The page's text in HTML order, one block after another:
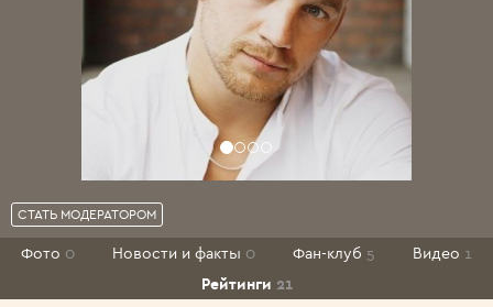
СТАТЬ МОДЕРАТОРОМ
Фото 0 Новости и факты 0 Фан-клуб 5 Видео 1
Рейтинги 21